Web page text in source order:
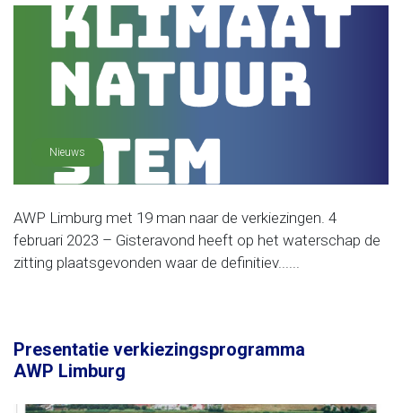
Nieuws
AWP Limburg met 19 man naar de verkiezingen. 4
februari 2023 – Gisteravond heeft op het waterschap de
zitting plaatsgevonden waar de definitiev......
Presentatie verkiezingsprogramma
AWP Limburg